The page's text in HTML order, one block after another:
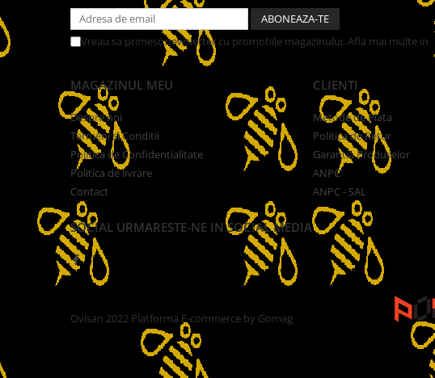
Inlocuitoare de Polen
Sirop pentru Albine
Turta si Hrana Solida pentru
Lucru cu Ceara
Forme Lumanari
Topitoare Ceara
Lucru cu Mierea
Accesorii
Banc/Tavi de Descapacit
Vreau sa primesc newsletter cu promotiile magazinului. Afla mai multe in
MAGAZINUL MEU
Despre noi
Termeni si Conditii
Politica de Confidentialitate
Politica de livrare
Contact
CLIENTI
Metode de Plata
Politica de Retur
Garantia Produselor
ANPC
ANPC - SAL
SOCIAL URMARESTE-NE IN SOCIAL MEDIA
Ovisan 2022 Platforma E-commerce by Gomag